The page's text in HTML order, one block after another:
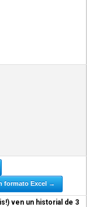
formato Excel →
ven un historial de 3